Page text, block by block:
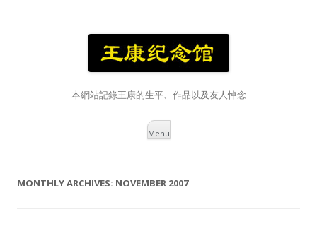
本網站記錄王康的生平、作品以及友人悼念
Menu
Skip
MONTHLY ARCHIVES: NOVEMBER 2007